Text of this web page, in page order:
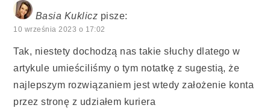
Basia Kuklicz pisze:
10 września 2023 o 17:02
Tak, niestety dochodzą nas takie słuchy dlatego w
artykule umieściliśmy o tym notatkę z sugestią, że
najlepszym rozwiązaniem jest wtedy założenie konta
przez stronę z udziałem kuriera